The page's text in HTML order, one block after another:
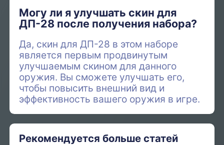
Могу ли я улучшать скин для
ДП-28 после получения набора?
Да, скин для ДП-28 в этом наборе
является первым продвинутым
улучшаемым скином для данного
оружия. Вы сможете улучшать его,
чтобы повысить внешний вид и
эффективность вашего оружия в игре.
Рекомендуется больше статей